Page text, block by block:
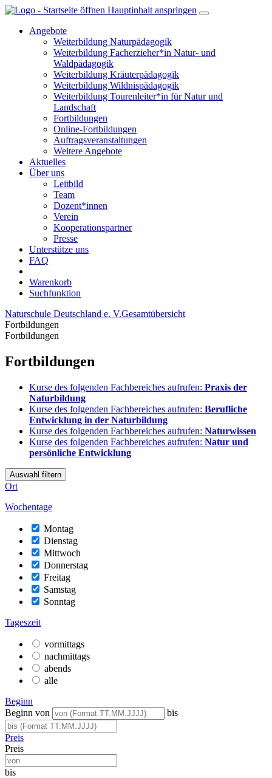
Hauptinhalt anspringen
Angebote
Weiterbildung Naturpädagogik
Weiterbildung Facherzieher*in Natur- und
Waldpädagogik
Weiterbildung Kräuterpädagogik
Weiterbildung Wildnispädagogik
Weiterbildung Tourenleiter*in für Natur und
Landschaft
Fortbildungen
Online-Fortbildungen
Auftragsveranstaltungen
Weitere Angebote
Aktuelles
Über uns
Leitbild
Team
Dozent*innen
Verein
Kooperationspartner
Presse
Unterstütze uns
FAQ
Warenkorb
Suchfunktion
Naturschule Deutschland e. V.Gesamtübersicht
Fortbildungen
Fortbildungen
Fortbildungen
Kurse des folgenden Fachbereiches aufrufen: Praxis der
Naturbildung
Kurse des folgenden Fachbereiches aufrufen: Berufliche
Entwicklung in der Naturbildung
Kurse des folgenden Fachbereiches aufrufen: Naturwissen
Kurse des folgenden Fachbereiches aufrufen: Natur und
persönliche Entwicklung
Auswahl filtern
Ort
Wochentage
Montag
Dienstag
Mittwoch
Donnerstag
Freitag
Samstag
Sonntag
Tageszeit
vormittags
nachmittags
abends
alle
Beginn
Beginn von
bis
Preis
Preis
bis